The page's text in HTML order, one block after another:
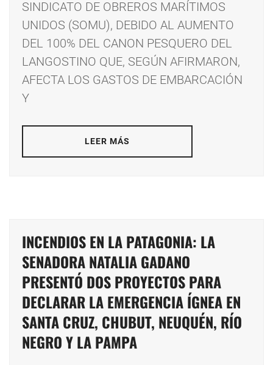
SINDICATO DE OBREROS MARÍTIMOS
UNIDOS (SOMU), DEBIDO AL AUMENTO
DEL 100% DEL CANON PESQUERO DEL
LANGOSTINO QUE, SEGÚN AFIRMARON,
AFECTA LOS GASTOS DE EMBARCACIÓN
Y
LEER MÁS
INCENDIOS EN LA PATAGONIA: LA
SENADORA NATALIA GADANO
PRESENTÓ DOS PROYECTOS PARA
DECLARAR LA EMERGENCIA ÍGNEA EN
SANTA CRUZ, CHUBUT, NEUQUÉN, RÍO
NEGRO Y LA PAMPA